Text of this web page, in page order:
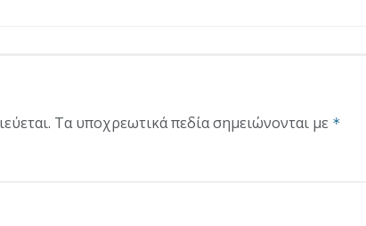
Τα υποχρεωτικά πεδία σημειώνονται με *